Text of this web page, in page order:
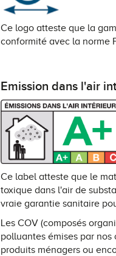
Ce logo atteste que la
conformité avec la norme
Emission dans l'air
Ce label atteste que le
toxique dans l'air de
vraie garantie sanitaire
Les COV (composés
polluantes émises par
produits ménagers ou